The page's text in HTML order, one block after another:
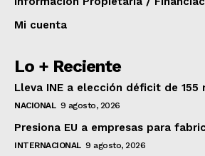
Mi cuenta
Lo + Reciente
Lleva INE a elección déficit de 155
NACIONAL 9 agosto, 2026
Presiona EU a empresas para
INTERNACIONAL 9 agosto, 2026